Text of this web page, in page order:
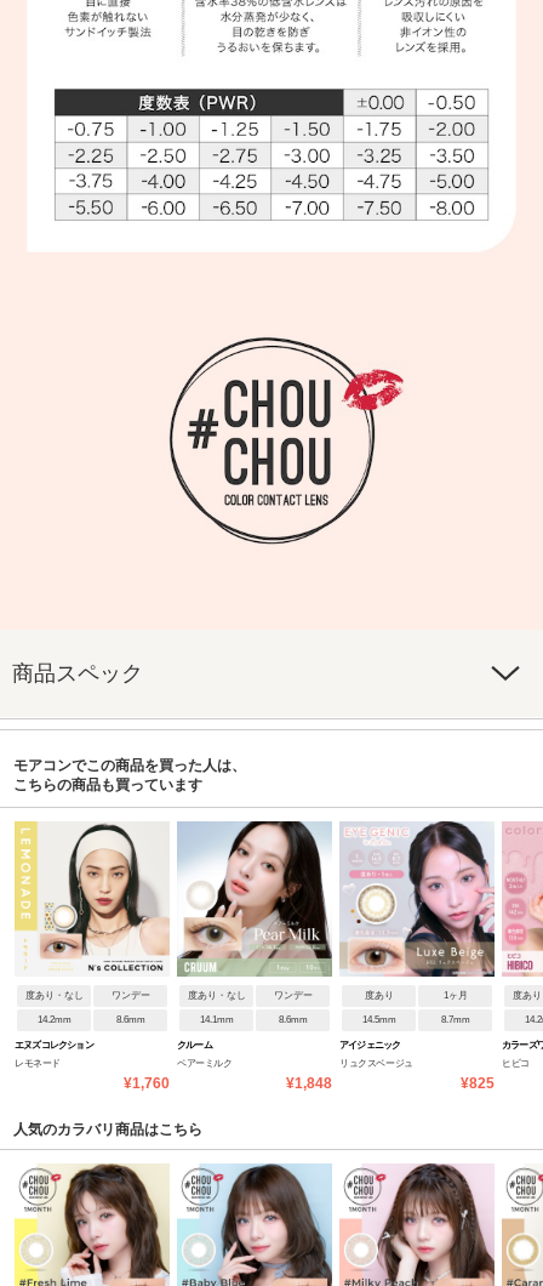
商品スペック
モアコンでこの商品を買った人は、
こちらの商品も買っています
度あり・なし ワンデー
14.2mm 8.6mm
エヌズコレクション
レモネード
¥1,760
度あり・なし ワンデー
14.1mm 8.6mm
クルーム
ペアーミルク
¥1,848
度あり 1ヶ月
14.5mm 8.7mm
アイジェニック
リュクスベージュ
¥825
度あ
カラーズ
ヒビコ
人気のカラバリ商品はこちら